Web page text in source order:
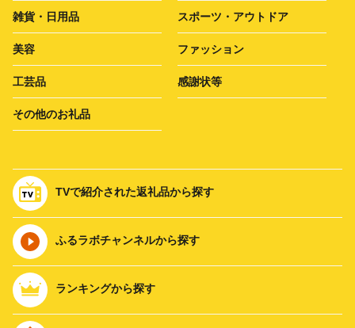
雑貨・日用品 スポーツ・アウトドア
美容 ファッション
工芸品 感謝状等
その他のお礼品
TVで紹介された返礼品から探す
ふるラボチャンネルから探す
ランキングから探す